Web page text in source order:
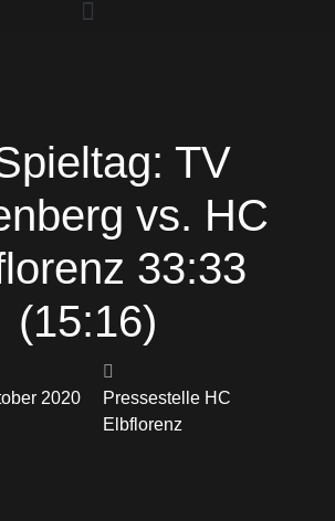
TV
vs. HC
33:33
(15:16)
2020
Pressestelle HC
Elbflorenz